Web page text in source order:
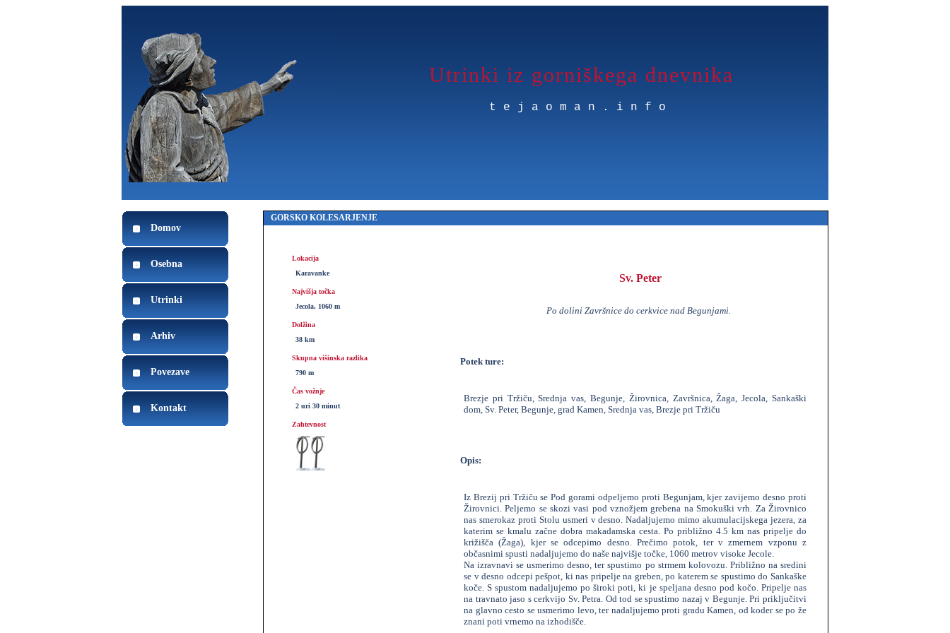
Utrinki iz gorniškega dnevnika
tejaoman.info
Domov
Osebna
Utrinki
Arhiv
Povezave
Kontakt
GORSKO KOLESARJENJE
Lokacija
Karavanke
Najvišja točka
Jecola, 1060 m
Dolžina
38 km
Skupna višinska razlika
790 m
Čas vožnje
2 uri 30 minut
Zahtevnost
Sv. Peter
Po dolini Završnice do cerkvice nad Begunjami.
Potek ture:
Brezje pri Tržiču, Srednja vas, Begunje, Žirovnica, Završnica, Žaga, Jecola, Sankaški
dom, Sv. Peter, Begunje, grad Kamen, Srednja vas, Brezje pri Tržiču
Opis:
Iz Brezij pri Tržiču se Pod gorami odpeljemo proti Begunjam, kjer zavijemo desno proti
Žirovnici. Peljemo se skozi vasi pod vznožjem grebena na Smokuški vrh. Za Žirovnico
nas smerokaz proti Stolu usmeri v desno. Nadaljujemo mimo akumulacijskega jezera, za
katerim se kmalu začne dobra makadamska cesta. Po približno 4.5 km nas pripelje do
križišča (Žaga), kjer se odcepimo desno. Prečimo potok, ter v zmernem vzponu z
občasnimi spusti nadaljujemo do naše najvišje točke, 1060 metrov visoke Jecole.
Na izravnavi se usmerimo desno, ter spustimo po strmem kolovozu. Približno na sredini
se v desno odcepi pešpot, ki nas pripelje na greben, po katerem se spustimo do Sankaške
koče. S spustom nadaljujemo po široki poti, ki je speljana desno pod kočo. Pripelje nas
na travnato jaso s cerkvijo Sv. Petra. Od tod se spustimo nazaj v Begunje. Pri priključitvi
na glavno cesto se usmerimo levo, ter nadaljujemo proti gradu Kamen, od koder se po že
znani poti vrnemo na izhodišče.